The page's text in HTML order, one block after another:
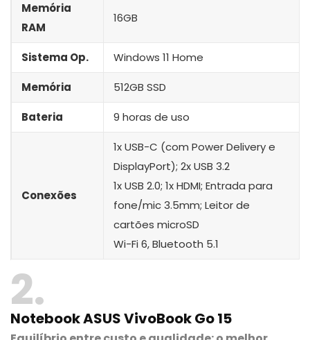
Memória
RAM
16GB
Sistema Op. Windows 11 Home
Memória 512GB SSD
Bateria 9 horas de uso
Conexões
1x USB-C (com Power Delivery e
DisplayPort); 2x USB 3.2
1x USB 2.0; 1x HDMI; Entrada para
fone/mic 3.5mm; Leitor de
cartões microSD
Wi-Fi 6, Bluetooth 5.1
2
Notebook ASUS VivoBook Go 15